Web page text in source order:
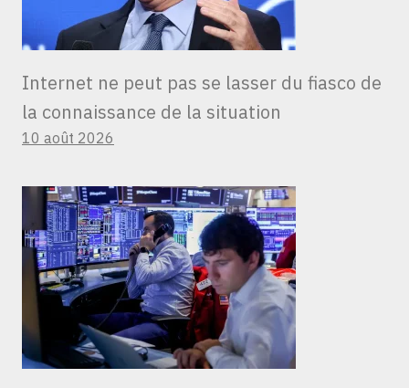
Internet ne peut pas se lasser du fiasco de
la connaissance de la situation
10 août 2026